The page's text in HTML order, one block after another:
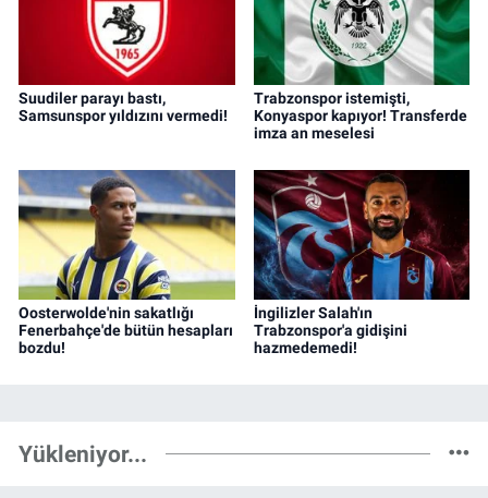
Suudiler parayı bastı,
Samsunspor yıldızını vermedi!
Trabzonspor istemişti,
Konyaspor kapıyor! Transferde
imza an meselesi
Oosterwolde'nin sakatlığı
Fenerbahçe'de bütün hesapları
bozdu!
İngilizler Salah'ın
Trabzonspor'a gidişini
hazmedemedi!
Yükleniyor...